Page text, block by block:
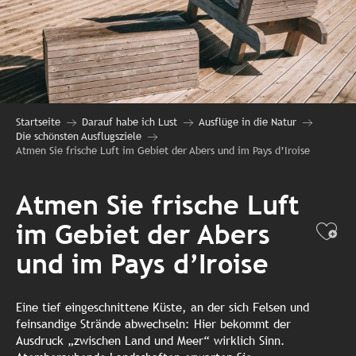
Startseite Darauf habe ich Lust
Ausflüge in die Natur
Die schönsten Ausflugsziele
Atmen Sie frische Luft im Gebiet der Abers und im Pays d’Iroise
Atmen Sie frische Luft
im Gebiet der Abers
und im Pays d’Iroise
Eine tief eingeschnittene Küste, an der sich Felsen und
feinsandige Strände abwechseln: Hier bekommt der
Ausdruck „zwischen Land und Meer“ wirklich Sinn.